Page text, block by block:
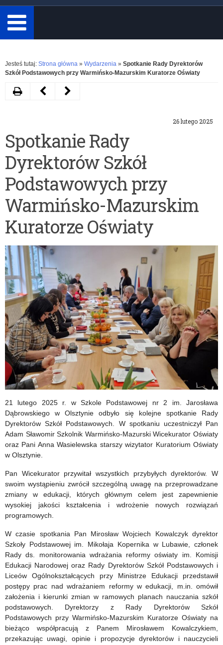
minimum
3
znaki.
Rozwiń
Jesteś tutaj: Strona główna » Wydarzenia » Spotkanie Rady Dyrektorów
Szkół Podstawowych przy Warmińsko-Mazurskim Kuratorze Oświaty
26 lutego 2025
Spotkanie Rady
Dyrektorów Szkół
Podstawowych przy
Warmińsko-Mazurskim
Kuratorze Oświaty
21 lutego 2025 r. w Szkole Podstawowej nr 2 im. Jarosława
Dąbrowskiego w Olsztynie odbyło się kolejne spotkanie Rady
Dyrektorów Szkół Podstawowych. W spotkaniu uczestniczył Pan
Adam Sławomir Szkolnik Warmińsko-Mazurski Wicekurator Oświaty
oraz Pani Anna Wasielewska starszy wizytator Kuratorium Oświaty
w Olsztynie.
Pan Wicekurator przywitał wszystkich przybyłych dyrektorów. W
swoim wystąpieniu zwrócił szczególną uwagę na przeprowadzane
zmiany w edukacji, których głównym celem jest zapewnienie
wysokiej jakości kształcenia i wdrożenie nowych rozwiązań
programowych.
W czasie spotkania Pan Mirosław Wojciech Kowalczyk dyrektor
Szkoły Podstawowej im. Mikołaja Kopernika w Lubawie, członek
Rady ds. monitorowania wdrażania reformy oświaty im. Komisji
Edukacji Narodowej oraz Rady Dyrektorów Szkół Podstawowych i
Liceów Ogólnokształcących przy Ministrze Edukacji przedstawił
postępy prac nad wdrażaniem reformy w edukacji, m.in. omówił
założenia i kierunki zmian w ramowych planach nauczania szkół
podstawowych. Dyrektorzy z Rady Dyrektorów Szkół
Podstawowych przy Warmińsko-Mazurskim Kuratorze Oświaty na
bieżąco współpracują z Panem Mirosławem Kowalczykiem,
przekazując uwagi, opinie i propozycje dyrektorów i nauczycieli
DrukujNastępny
zawodowe
na
współczesnym
rynku
pracy
–
konferencja
zorganizowana
przez
Radę
Dyrektorów
ds.
Kształcenia
Zawodowego
oraz
Powiatowych
Doradców
Zawodowych
Warmińsko
–
Mazurskim
Kuratorze
Oświaty.
Poprzedni
na
adaptacje
podręczników
dla
uczniów
słabowidzących
i
na
rok
szkolny
2025/2026.